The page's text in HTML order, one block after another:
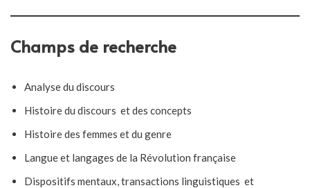
Champs de recherche
Analyse du discours
Histoire du discours et des concepts
Histoire des femmes et du genre
Langue et langages de la Révolution française
Dispositifs mentaux, transactions linguistiques et